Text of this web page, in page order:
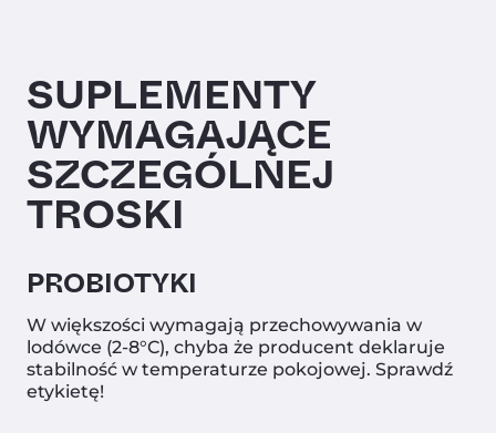
SUPLEMENTY
WYMAGAJĄCE
SZCZEGÓLNEJ
TROSKI
PROBIOTYKI
W większości wymagają przechowywania w
lodówce (2-8°C), chyba że producent deklaruje
stabilność w temperaturze pokojowej. Sprawdź
etykietę!